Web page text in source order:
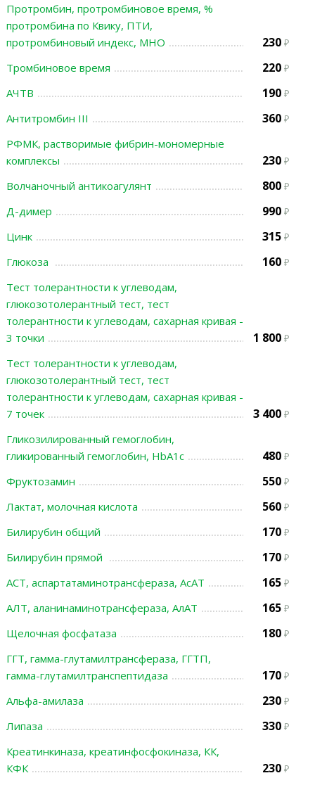
Протромбин, протромбиновое время, %
протромбина по Квику, ПТИ,
протромбиновый индекс, МНО
230
Тромбиновое время 220
АЧТВ 190
Антитромбин III 360
РФМК, растворимые фибрин-мономерные
комплексы
230
Волчаночный антикоагулянт 800
Д-димер 990
Цинк 315
Глюкоза 160
Тест толерантности к углеводам,
глюкозотолерантный тест, тест
толерантности к углеводам, сахарная кривая -
3 точки
1 800
Тест толерантности к углеводам,
глюкозотолерантный тест, тест
толерантности к углеводам, сахарная кривая -
7 точек
3 400
Гликозилированный гемоглобин,
гликированный гемоглобин, HbA1c
480
Фруктозамин 550
Лактат, молочная кислота 560
Билирубин общий 170
Билирубин прямой 170
АСТ, аспартатаминотрансфераза, АсАТ 165
АЛТ, аланинаминотрансфераза, АлАТ 165
Щелочная фосфатаза 180
ГГТ, гамма-глутамилтрансфераза, ГГТП,
гамма-глутамилтранспептидаза
170
Альфа-амилаза 230
Липаза 330
Креатинкиназа, креатинфосфокиназа, КК,
КФК
230